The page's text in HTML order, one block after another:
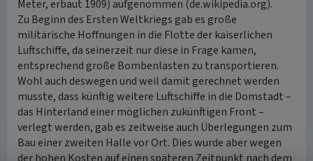
Meter, erbaut 1909) aufgenommen (de.wikipedia.org).
Zu Beginn des Ersten Weltkriegs gab es große
militärische Hoffnungen in die Flotte der kaiserlichen
Luftschiffe, da seinerzeit nur diese in Frage kamen,
entsprechend große Bombenlasten zu transportieren.
Wohl auch deswegen und weil damit gerechnet werden
musste, dass künftig weitere Luftschiffe in die Domstadt –
das Hinterland einer möglichen zukünftigen Front –
verlegt werden, gab es zeitweise auch Überlegungen zum
Bau einer zweiten Halle vor Ort. Dies wurde aber wegen